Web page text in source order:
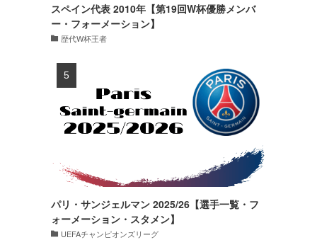
スペイン代表 2010年【第19回W杯優勝メンバ
ー・フォーメーション】
歴代W杯王者
パリ・サンジェルマン 2025/26【選手一覧・フ
ォーメーション・スタメン】
UEFAチャンピオンズリーグ